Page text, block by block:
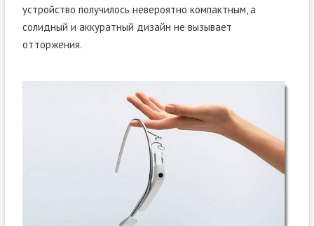
устройство получилось невероятно компактным, а
солидный и аккуратный дизайн не вызывает
отторжения.